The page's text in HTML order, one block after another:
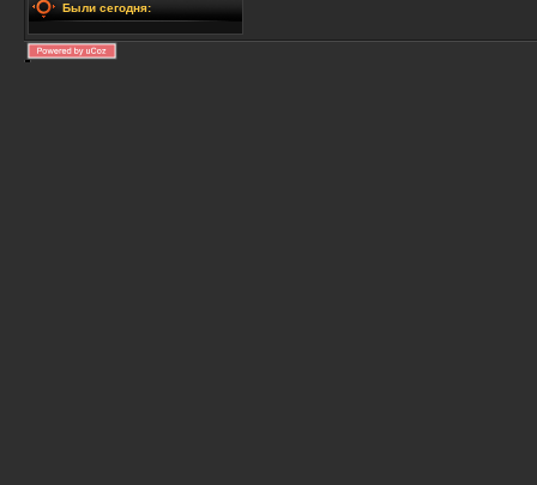
Были сегодня: